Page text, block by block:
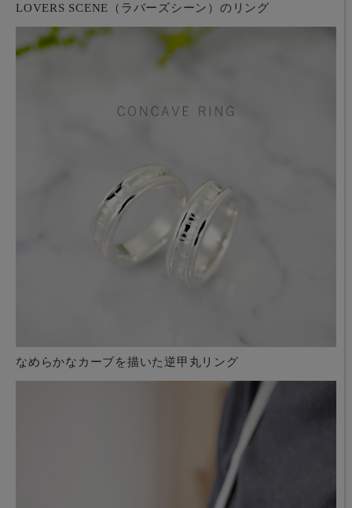
LOVERS SCENE（ラバーズシーン）のリング
なめらかなカーブを描いた逆甲丸リング